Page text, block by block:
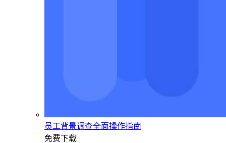
员工背景调查全面操作指南
免费下载